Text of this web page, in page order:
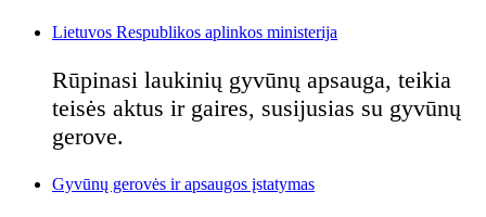
Lietuvos Respublikos aplinkos ministerija
Rūpinasi laukinių gyvūnų apsauga, teikia
teisės aktus ir gaires, susijusias su gyvūnų
gerove.
Gyvūnų gerovės ir apsaugos įstatymas